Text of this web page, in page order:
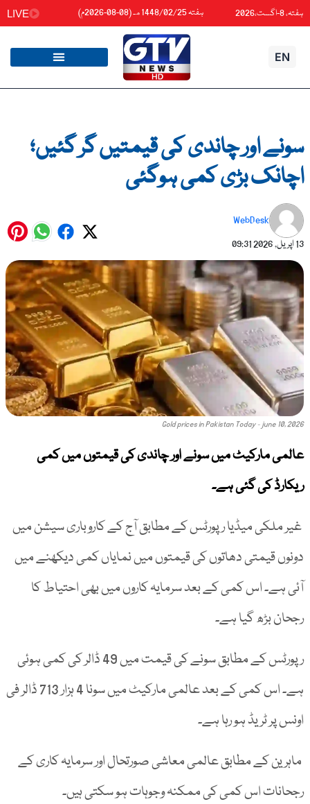
ہفتہ، 8-اگست،2026 ہفتہ 1448/02/25هـ (08-08-2026م) LIVE
EN
سونے اور چاندی کی قیمتیں گر گئیں؛
اچانک بڑی کمی ہوگئی
WebDesk
13 اپریل, 2026
09:31
Gold prices in Pakistan Today - june 10, 2026
عالمی مارکیٹ میں سونے اور چاندی کی قیمتوں میں کمی
ریکارڈ کی گئی ہے۔
غیر ملکی میڈیا رپورٹس کے مطابق آج کے کاروباری سیشن میں
دونوں قیمتی دھاتوں کی قیمتوں میں نمایاں کمی دیکھنے میں
آئی ہے۔ اس کمی کے بعد سرمایہ کاروں میں بھی احتیاط کا
رجحان بڑھ گیا ہے۔
رپورٹس کے مطابق سونے کی قیمت میں 49 ڈالر کی کمی ہوئی
ہے۔ اس کمی کے بعد عالمی مارکیٹ میں سونا 4 ہزار 713 ڈالر فی
اونس پر ٹریڈ ہو رہا ہے۔
ماہرین کے مطابق عالمی معاشی صورتحال اور سرمایہ کاری کے
رجحانات اس کمی کی ممکنہ وجوہات ہو سکتی ہیں۔